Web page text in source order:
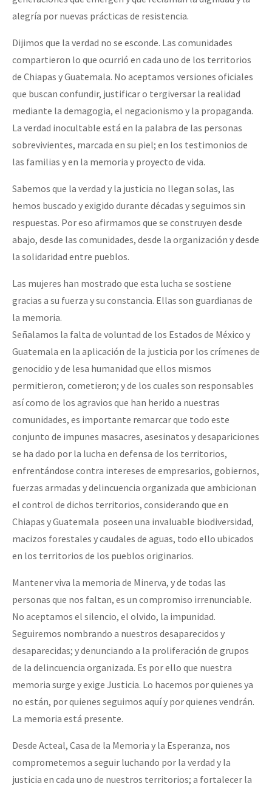
alegría por nuevas prácticas de resistencia.
Dijimos que la verdad no se esconde. Las comunidades
compartieron lo que ocurrió en cada uno de los territorios
de Chiapas y Guatemala. No aceptamos versiones oficiales
que buscan confundir, justificar o tergiversar la realidad
mediante la demagogia, el negacionismo y la propaganda.
La verdad inocultable está en la palabra de las personas
sobrevivientes, marcada en su piel; en los testimonios de
las familias y en la memoria y proyecto de vida.
Sabemos que la verdad y la justicia no llegan solas, las
hemos buscado y exigido durante décadas y seguimos sin
respuestas. Por eso afirmamos que se construyen desde
abajo, desde las comunidades, desde la organización y desde
la solidaridad entre pueblos.
Las mujeres han mostrado que esta lucha se sostiene
gracias a su fuerza y su constancia. Ellas son guardianas de
la memoria.
Señalamos la falta de voluntad de los Estados de México y
Guatemala en la aplicación de la justicia por los crímenes de
genocidio y de lesa humanidad que ellos mismos
permitieron, cometieron; y de los cuales son responsables
así como de los agravios que han herido a nuestras
comunidades, es importante remarcar que todo este
conjunto de impunes masacres, asesinatos y desapariciones
se ha dado por la lucha en defensa de los territorios,
enfrentándose contra intereses de empresarios, gobiernos,
fuerzas armadas y delincuencia organizada que ambicionan
el control de dichos territorios, considerando que en
Chiapas y Guatemala poseen una invaluable biodiversidad,
macizos forestales y caudales de aguas, todo ello ubicados
en los territorios de los pueblos originarios.
Mantener viva la memoria de Minerva, y de todas las
personas que nos faltan, es un compromiso irrenunciable.
No aceptamos el silencio, el olvido, la impunidad.
Seguiremos nombrando a nuestros desaparecidos y
desaparecidas; y denunciando a la proliferación de grupos
de la delincuencia organizada. Es por ello que nuestra
memoria surge y exige Justicia. Lo hacemos por quienes ya
no están, por quienes seguimos aquí y por quienes vendrán.
La memoria está presente.
Desde Acteal, Casa de la Memoria y la Esperanza, nos
comprometemos a seguir luchando por la verdad y la
justicia en cada uno de nuestros territorios; a fortalecer la